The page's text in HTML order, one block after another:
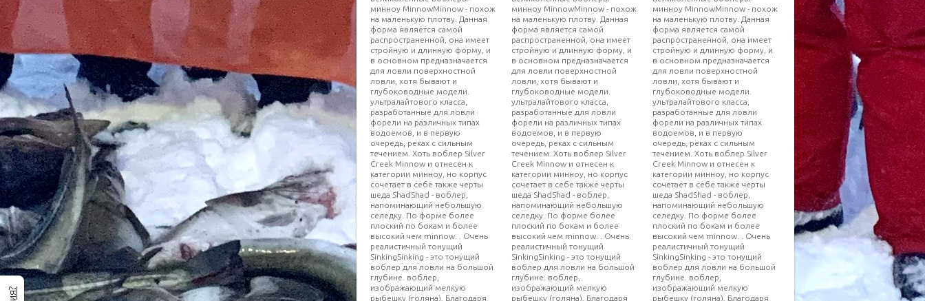
минноу MinnowMinnow - похож
на маленькую плотву. Данная
форма является самой
распространенной, она имеет
стройную и длинную форму, и
в основном предназначается
для ловли поверхностной
ловли, хотя бывают и
глубоководные модели.
ультралайтового класса,
разработанные для ловли
форели на различных типах
водоемов, и в первую
очередь, реках с сильным
течением. Хоть воблер Silver
Creek Minnow и отнесен к
категории минноу, но корпус
сочетает в себе также черты
шеда ShadShad - воблер,
напоминающий небольшую
селедку. По форме более
плоский по бокам и более
высокий чем minnow. . Очень
реалистичный тонущий
SinkingSinking - это тонущий
воблер для ловли на большой
глубине. воблер,
изображающий мелкую
рыбешку (голяна). Благодаря
минноу MinnowMinnow - похож
на маленькую плотву. Данная
форма является самой
распространенной, она имеет
стройную и длинную форму, и
в основном предназначается
для ловли поверхностной
ловли, хотя бывают и
глубоководные модели.
ультралайтового класса,
разработанные для ловли
форели на различных типах
водоемов, и в первую
очередь, реках с сильным
течением. Хоть воблер Silver
Creek Minnow и отнесен к
категории минноу, но корпус
сочетает в себе также черты
шеда ShadShad - воблер,
напоминающий небольшую
селедку. По форме более
плоский по бокам и более
высокий чем minnow. . Очень
реалистичный тонущий
SinkingSinking - это тонущий
воблер для ловли на большой
глубине. воблер,
изображающий мелкую
рыбешку (голяна). Благодаря
минноу MinnowMinnow - похож
на маленькую плотву. Данная
форма является самой
распространенной, она имеет
стройную и длинную форму, и
в основном предназначается
для ловли поверхностной
ловли, хотя бывают и
глубоководные модели.
ультралайтового класса,
разработанные для ловли
форели на различных типах
водоемов, и в первую
очередь, реках с сильным
течением. Хоть воблер Silver
Creek Minnow и отнесен к
категории минноу, но корпус
сочетает в себе также черты
шеда ShadShad - воблер,
напоминающий небольшую
селедку. По форме более
плоский по бокам и более
высокий чем minnow. . Очень
реалистичный тонущий
SinkingSinking - это тонущий
воблер для ловли на большой
глубине. воблер,
изображающий мелкую
рыбешку (голяна). Благодаря